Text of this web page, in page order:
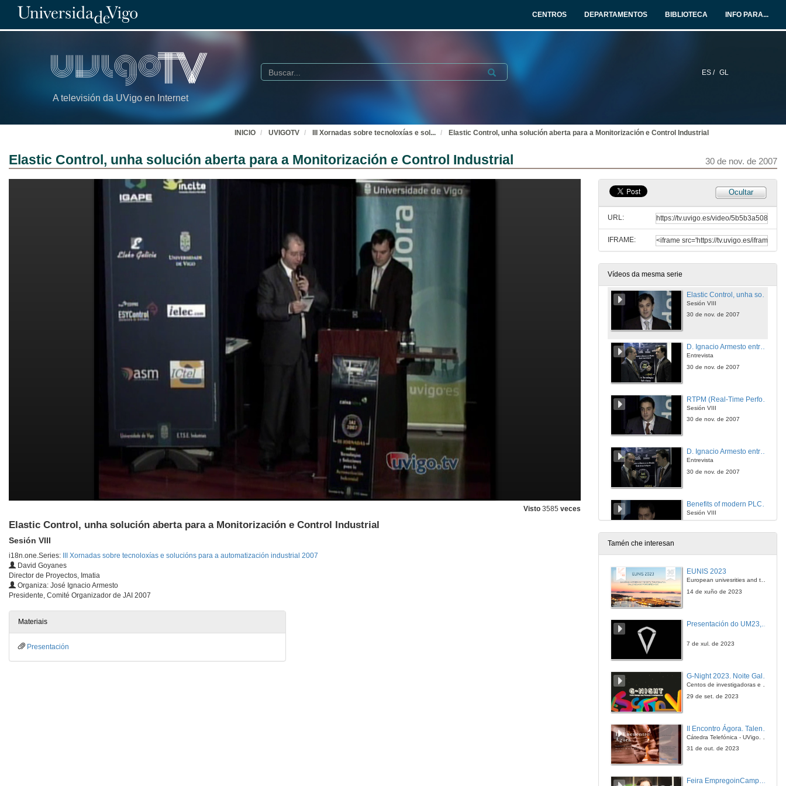
CENTROS DEPARTAMENTOS BIBLIOTECA INFO PARA...
A televisión da UVigo en Internet
ES / GL
Buscar Submit
INICIO UVIGOTV III Xornadas sobre tecnoloxías e sol ... Elastic Control, unha solución aberta para a Monitorización e Control Industrial
Elastic Control, unha solución aberta para a Monitorización e Control Industrial 30 de nov. de 2007
Visto 3585 veces
Elastic Control, unha solución aberta para a Monitorización e Control Industrial
Sesión VIII
i18n.one.Series:
III Xornadas sobre tecnoloxías e solucións para a automatización industrial 2007
David Goyanes
Director de Proyectos, Imatia
Organiza: José Ignacio Armesto
Presidente, Comité Organizador de JAI 2007
Materiais
Presentación
Ocultar
URL:
IFRAME:
Vídeos da mesma serie
D. Ignacio Armesto entrevista a: D. José Calviño
30 de nov. de 2007
D. Ignacio Armesto entrevista a: D. Humberto Rodríguez
D. Ignacio Armesto entrevista a: Dª. Yolanda Fernández
Entrevista
30 de nov. de 2007
Sesión VIII
30 de nov. de 2007
D. Ignacio Armesto entrevista a: D. David Goyanes
Entrevista
30 de nov. de 2007
Sesión VIII
30 de nov. de 2007
D. Ignacio Armesto entrevista a: D. Antonio Sartal
Entrevista
30 de nov. de 2007
Sesión VIII
D. Ignacio Armesto entrevista a: D. Benedikt Faupel
30 de nov. de 2007
Tamén che interesan
EUNIS 2023
European univesrities and the digital transformation: challenges and opportunities ahead
14 de xuño de 2023
7 de xul. de 2023
G-Night 2023. Noite Galega das Persoas Investigadoras. Conciencias creativas
Centos de investigadoras e investigadores, decenas de actividades e sete cidades
29 de set. de 2023
Cátedra Telefónica - UVigo. Espazos de innovación
31 de out. de 2023
Feira EmpregoinCampus Vigo 2024